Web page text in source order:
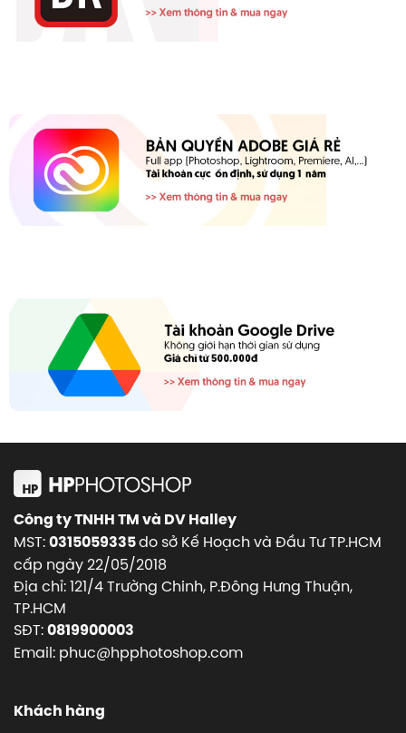
Công ty TNHH TM và DV Halley
MST:0315059335do sở Kế Hoạch và Đầu Tư TP.HCM
cấp ngày 22/05/2018
Địa chỉ: 121/4 Trường Chinh, P.Đông Hưng Thuận,
TP.HCM
SĐT:0819900003
Email: phuc@hpphotoshop.com
Khách hàng